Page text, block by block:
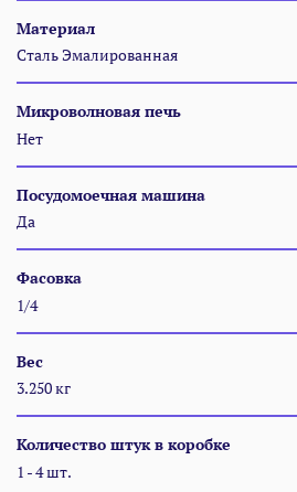
Материал
Сталь Эмалированная
Микроволновая печь
Нет
Посудомоечная машина
Да
Фасовка
1/4
Вес
3.250 кг
Количество штук в коробке
1 - 4 шт.